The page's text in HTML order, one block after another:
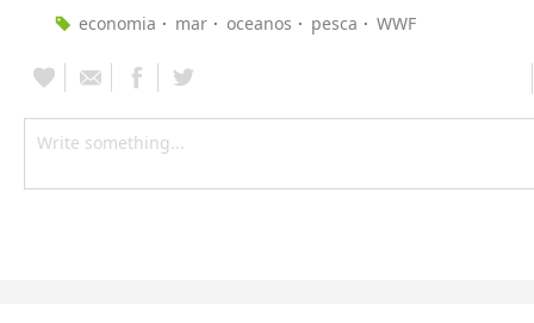
economia
mar oceanos pesca WWF